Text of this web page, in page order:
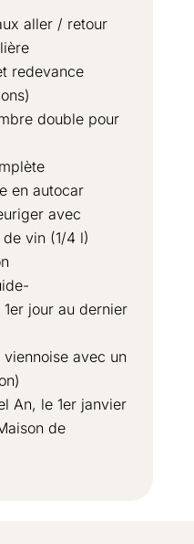
aller / retour
redevance
double pour
en autocar
avec
vin (1/4 l)
jour au dernier
viennoise avec un
An, le 1er janvier
de